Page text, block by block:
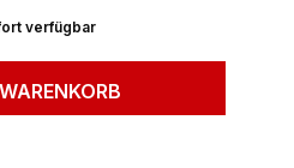
verfügbar